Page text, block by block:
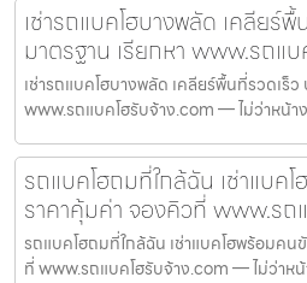
เช่ารถแบคโฮบางพลัด เคลียร์
มาตรฐาน เรียกหา www.รถแ
เช่ารถแบคโฮบางพลัด เคลียร์พื้นที่รวดเร็
www.รถแบคโฮรับจ้าง.com — ไม่ว่าหน้า
รถแบคโฮถมที่ใกล้ฉัน เช่าแบ
ราคาคุ้มค่า จองคิวที่ www.รถ
รถแบคโฮถมที่ใกล้ฉัน เช่าแบคโฮพร้อมค
ที่ www.รถแบคโฮรับจ้าง.com — ไม่ว่าห